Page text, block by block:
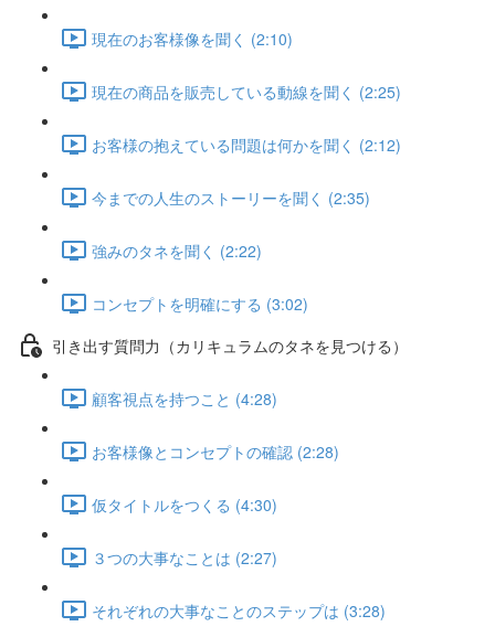
現在のお客様像を聞く (2:10)
現在の商品を販売している動線を聞く (2:25)
お客様の抱えている問題は何かを聞く (2:12)
今までの人生のストーリーを聞く (2:35)
強みのタネを聞く (2:22)
コンセプトを明確にする (3:02)
引き出す質問力（カリキュラムのタネを見つける）
顧客視点を持つこと (4:28)
お客様像とコンセプトの確認 (2:28)
仮タイトルをつくる (4:30)
３つの大事なことは (2:27)
それぞれの大事なことのステップは (3:28)